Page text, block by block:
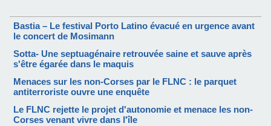
Bastia – Le festival Porto Latino évacué en urgence avant
le concert de Mosimann
Sotta- Une septuagénaire retrouvée saine et sauve après
s'être égarée dans le maquis
Menaces sur les non-Corses par le FLNC : le parquet
antiterroriste ouvre une enquête
Le FLNC rejette le projet d'autonomie et menace les non-
Corses venant vivre dans l'île